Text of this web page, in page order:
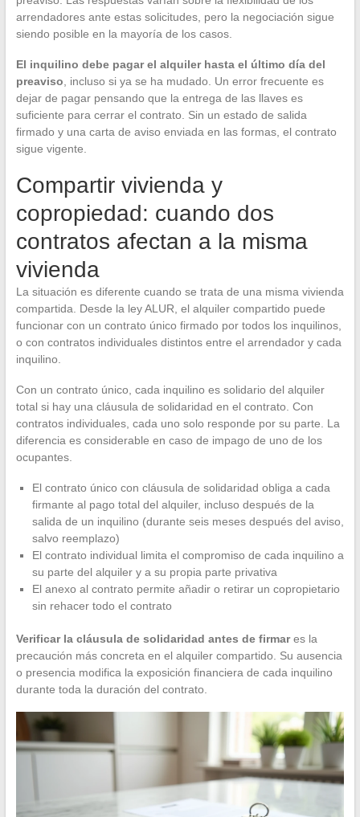
arrendadores ante estas solicitudes, pero la negociación sigue
siendo posible en la mayoría de los casos.
El inquilino debe pagar el alquiler hasta el último día del
preaviso , incluso si ya se ha mudado. Un error frecuente es
dejar de pagar pensando que la entrega de las llaves es
suficiente para cerrar el contrato. Sin un estado de salida
firmado y una carta de aviso enviada en las formas, el contrato
sigue vigente.
Compartir vivienda y
copropiedad: cuando dos
contratos afectan a la misma
vivienda
La situación es diferente cuando se trata de una misma vivienda
compartida. Desde la ley ALUR, el alquiler compartido puede
funcionar con un contrato único firmado por todos los inquilinos,
o con contratos individuales distintos entre el arrendador y cada
inquilino.
Con un contrato único, cada inquilino es solidario del alquiler
total si hay una cláusula de solidaridad en el contrato. Con
contratos individuales, cada uno solo responde por su parte. La
diferencia es considerable en caso de impago de uno de los
ocupantes.
El contrato único con cláusula de solidaridad obliga a cada
firmante al pago total del alquiler, incluso después de la
salida de un inquilino (durante seis meses después del aviso,
salvo reemplazo)
El contrato individual limita el compromiso de cada inquilino a
su parte del alquiler y a su propia parte privativa
El anexo al contrato permite añadir o retirar un copropietario
sin rehacer todo el contrato
Verificar la cláusula de solidaridad antes de firmares la
precaución más concreta en el alquiler compartido. Su ausencia
o presencia modifica la exposición financiera de cada inquilino
durante toda la duración del contrato.